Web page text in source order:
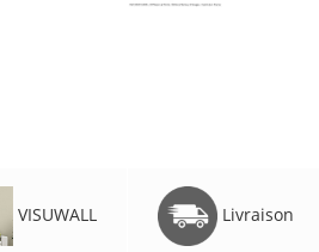
VISUWALL Livraison